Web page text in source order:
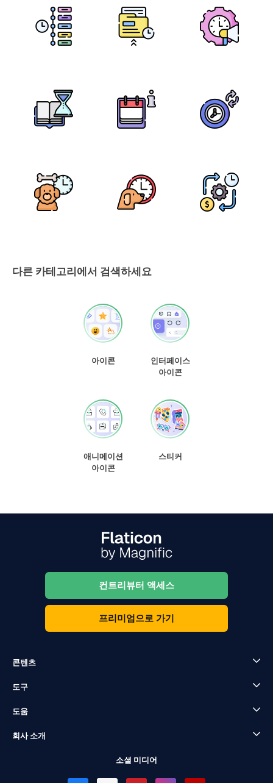
다른 카테고리에서 검색하세요
아이콘
인터페이스
아이콘
애니메이션
아이콘
스티커
컨트리뷰터 액세스
프리미엄으로 가기
콘텐츠
도구
도움
회사 소개
소셜 미디어